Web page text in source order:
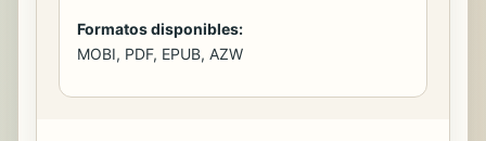
Formatos disponibles:
MOBI, PDF, EPUB, AZW